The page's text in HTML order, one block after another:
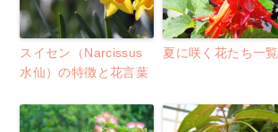
スイセン（Narcissus
水仙）の特徴と花言葉
夏に咲く花たち一覧